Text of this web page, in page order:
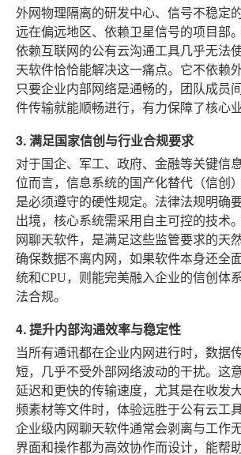
外网物理隔离的研发中心、信号不稳定
远在偏远地区、依赖卫星信号的项目部
依赖互联网的公有云沟通工具几乎无法
天软件恰恰能解决这一痛点。它不依赖
只要企业内部网络是通畅的，团队成员
件传输就能顺畅进行，有力保障了核心
3. 满足国家信创与行业合规要求
对于国企、军工、政府、金融等关键信
位而言，信息系统的国产化替代（信创
是必须遵守的硬性规定。法律法规明确
出境，核心系统需采用自主可控的技术
网聊天软件，是满足这些监管要求的天
确保数据不离内网，如果软件本身还全
统和CPU，则能完美融入企业的信创体
法合规。
4. 提升内部沟通效率与稳定性
当所有通讯都在企业内网进行时，数据
短，几乎不受外部网络波动的干扰。这
延迟和更快的传输速度，尤其是在收发
频素材等文件时，体验远胜于公有云工
企业级内网聊天软件通常会剥离与工作
界面和操作都为高效协作而设计，能帮